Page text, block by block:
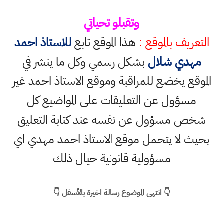
وتقبلو تحياتي
التعريف بالموقع : هذا الموقع تابعللاستاذ احمد
مهدي شلال بشكل رسمي وكل ما ينشر في
الموقع يخضع للمراقبة وموقع الاستاذ احمد غير
مسؤول عن التعليقات على المواضيع كل
شخص مسؤول عن نفسه عند كتابة التعليق
بحيث لا يتحمل موقع الاستاذ احمد مهدي اي
مسؤولية قانونية حيال ذلك
👇 انتهى الموضوع رسالة اخيرة بالأسفل 👇